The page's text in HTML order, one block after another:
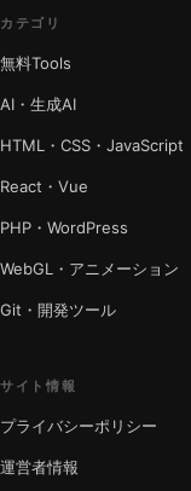
カテゴリ
無料Tools
AI・生成AI
HTML・CSS・JavaScript
React・Vue
PHP・WordPress
WebGL・アニメーション
Git・開発ツール
サイト情報
プライバシーポリシー
運営者情報